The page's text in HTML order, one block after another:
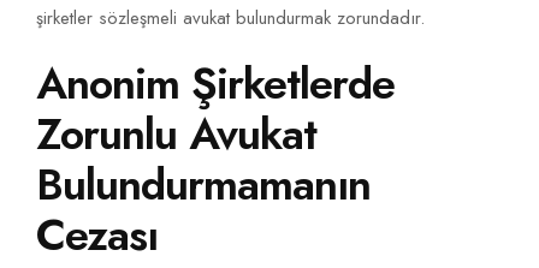
şirketler sözleşmeli avukat bulundurmak zorundadır.
Anonim Şirketlerde
Zorunlu Avukat
Bulundurmamanın
Cezası